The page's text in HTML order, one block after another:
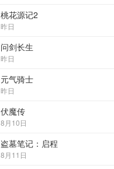
桃花源记2
昨日
问剑长生
昨日
元气骑士
昨日
伏魔传
8月10日
盗墓笔记：启程
8月11日